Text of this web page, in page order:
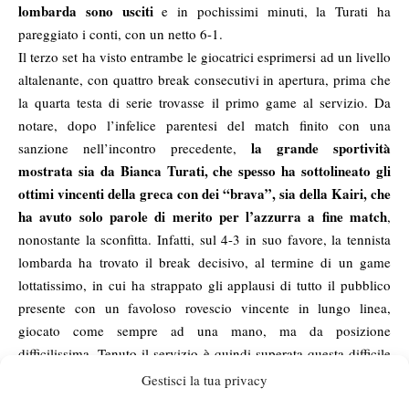
Gestisci la tua privacy
lombarda sono uscitie in pochissimi minuti, la Turati ha
pareggiato i conti, con un netto 6-1.
Il terzo set ha visto entrambe le giocatrici esprimersi ad un livello
altalenante, con quattro break consecutivi in apertura, prima che
la quarta testa di serie trovasse il primo game al servizio. Da
notare, dopo l’infelice parentesi del match finito con una
sanzione nell’incontro precedente, la grande sportività
mostrata sia da Bianca Turati, che spesso ha sottolineato gli
ottimi vincenti della greca con dei “brava”, sia della Kairi, che
ha avuto solo parole di merito per l’azzurra a fine match,
nonostante la sconfitta. Infatti, sul 4-3 in suo favore, la tennista
lombarda ha trovato il break decisivo, al termine di un game
lottatissimo, in cui ha strappato gli applausi di tutto il pubblico
presente con un favoloso rovescio vincente in lungo linea,
giocato come sempre ad una mano, ma da posizione
difficilissima. Tenuto il servizio è quindi superata questa difficile
prima partita della sua esperienza tarvisiana, Bianca si è detta